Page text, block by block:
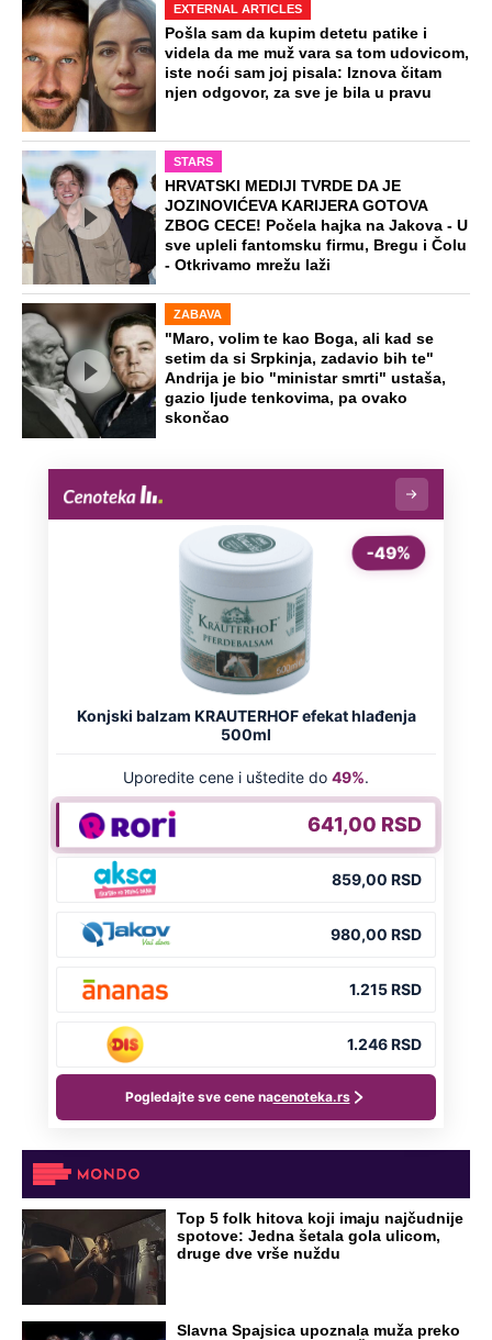
EXTERNAL ARTICLES
Pošla sam da kupim detetu patike i
videla da me muž vara sa tom udovicom,
iste noći sam joj pisala: Iznova čitam
njen odgovor, za sve je bila u pravu
STARS
HRVATSKI MEDIJI TVRDE DA JE
JOZINOVIĆEVA KARIJERA GOTOVA
ZBOG CECE! Počela hajka na Jakova - U
sve upleli fantomsku firmu, Bregu i Čolu
- Otkrivamo mrežu laži
ZABAVA
"Maro, volim te kao Boga, ali kad se
setim da si Srpkinja, zadavio bih te"
Andrija je bio "ministar smrti" ustaša,
gazio ljude tenkovima, pa ovako
skončao
Top 5 folk hitova koji imaju najčudnije
spotove: Jedna šetala gola ulicom,
druge dve vrše nuždu
Slavna Spajsica upoznala muža preko